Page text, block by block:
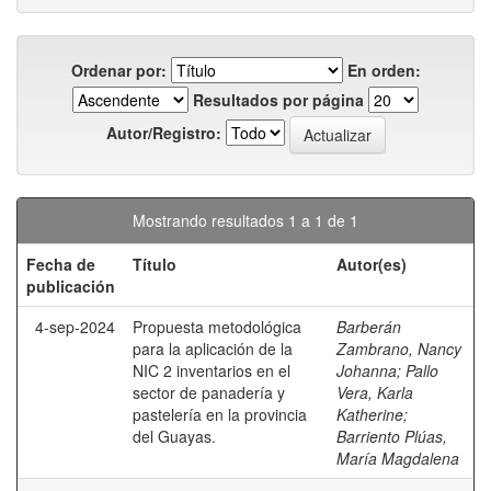
Ordenar por:
En orden:
Resultados por página
Autor/Registro:
Mostrando resultados 1 a 1 de 1
Fecha de
publicación
Título Autor(es)
4-sep-2024
Propuesta metodológica
para la aplicación de la
NIC 2 inventarios en el
sector de panadería y
pastelería en la provincia
del Guayas.
Barberán
Zambrano, Nancy
Johanna; Pallo
Vera, Karla
Katherine;
Barriento Plúas,
María Magdalena